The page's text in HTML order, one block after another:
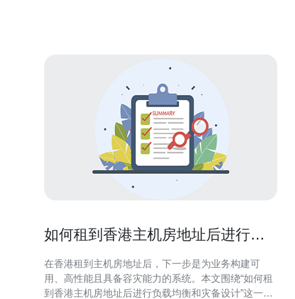
如何租到香港主机房地址后进行负
在香港租到主机房地址后，下一步是为业务构建可
用、高性能且具备容灾能力的系统。本文围绕“如何租
到香港主机房地址后进行负载均衡和灾备设计”这一主